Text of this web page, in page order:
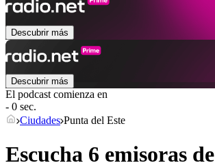
Descubrir más
Descubrir más
El podcast comienza en
- 0 sec.
Ciudades Punta del Este
Escucha 6 emisoras de